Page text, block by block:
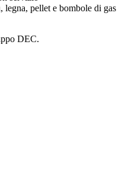
pellet e bombole di gas
DEC.